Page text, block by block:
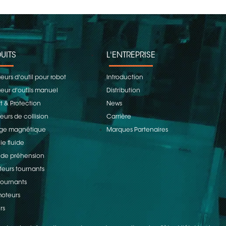
d'outil pour robot
d'outils manuel
& Protection
de collision
magnétique
fluide
de préhension
tournants
L'ENTREPRISE
Introduction
Distribution
News
Carrière
Marques Partenaires